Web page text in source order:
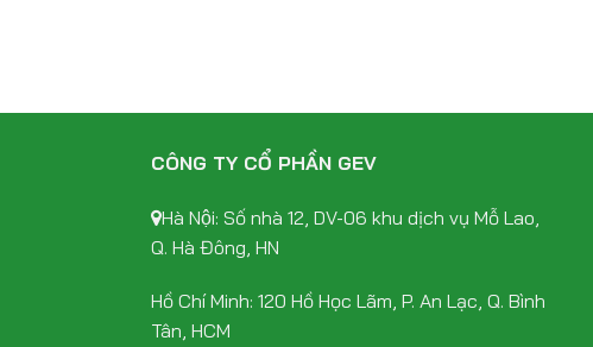
CÔNG TY CỔ PHẦN GEV
Hà Nội: Số nhà 12, DV-06 khu dịch vụ Mỗ Lao,
Q. Hà Đông, HN
Hồ Chí Minh: 120 Hồ Học Lãm, P. An Lạc, Q. Bình
Tân, HCM